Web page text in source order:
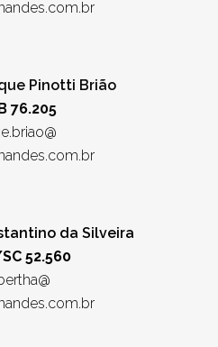
Pinotti Brião
76.205
da Silveira
52.560